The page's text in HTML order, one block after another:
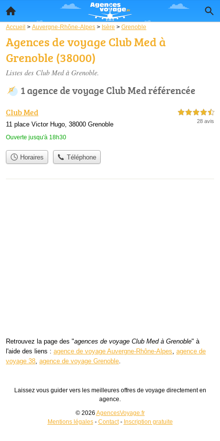
Accueil > Auvergne-Rhône-Alpes > Isère > Grenoble
Agences de voyage Club Med à
Grenoble (38000)
Listes des Club Med à Grenoble.
1 agence de voyage Club Med référencée
Club Med
11 place Victor Hugo, 38000 Grenoble
Ouverte jusqu'à 18h30
4,5 étoiles sur 5
28 avis
Horaires Téléphone
Retrouvez la page des "agences de voyage Club Med à Grenoble" à
l'aide des liens : agence de voyage Auvergne-Rhône-Alpes, agence de
voyage 38, agence de voyage Grenoble.
Laissez vous guider vers les meilleures offres de voyage directement en
agence.
© 2026 AgencesVoyage.fr
Mentions légales- Contact- Inscription gratuite